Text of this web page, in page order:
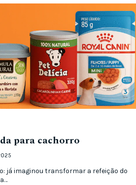
para cachorro
já imaginou transformar a refeição do